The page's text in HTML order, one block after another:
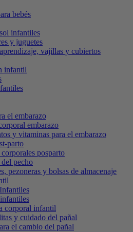
bebés
infantiles
y juguetes
vajillas y cubiertos
infantil
el embarazo
embarazo
y vitaminas para el embarazo
parto
posparto
pecho
pezoneras y bolsas de almacenaje
corporal infantil
y cuidado del pañal
el cambio del pañal